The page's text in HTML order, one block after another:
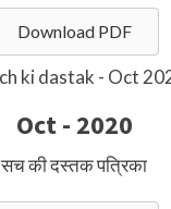
Download PDF
Oct - 2020
सच की दस्तक पत्रिका